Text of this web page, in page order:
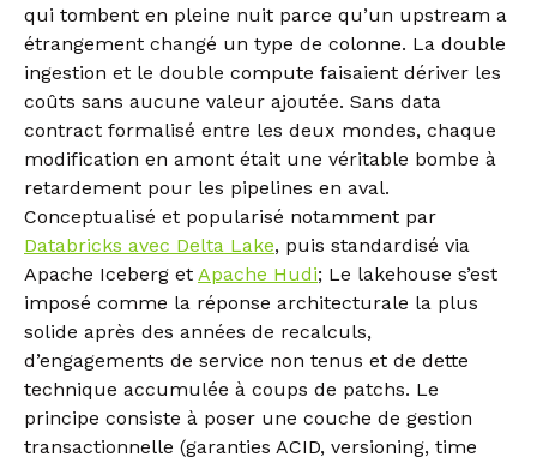
qui tombent en pleine nuit parce qu’un upstream a
étrangement changé un type de colonne. La double
ingestion et le double compute faisaient dériver les
coûts sans aucune valeur ajoutée. Sans data
contract formalisé entre les deux mondes, chaque
modification en amont était une véritable bombe à
retardement pour les pipelines en aval.
Conceptualisé et popularisé notamment par
Databricks avec Delta Lake, puis standardisé via
Apache Iceberg et Apache Hudi; Le lakehouse s’est
imposé comme la réponse architecturale la plus
solide après des années de recalculs,
d’engagements de service non tenus et de dette
technique accumulée à coups de patchs. Le
principe consiste à poser une couche de gestion
transactionnelle (garanties ACID, versioning, time